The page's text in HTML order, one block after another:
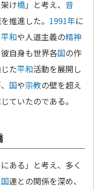
け橋」と考え、音
推進した。 1991年に
平和や人道主義の精神
自身も世界各国の作
た平和活動を展開し
国や宗教の壁を超え
ていたのである。
ある」と考え、多く
国連との関係を深め、